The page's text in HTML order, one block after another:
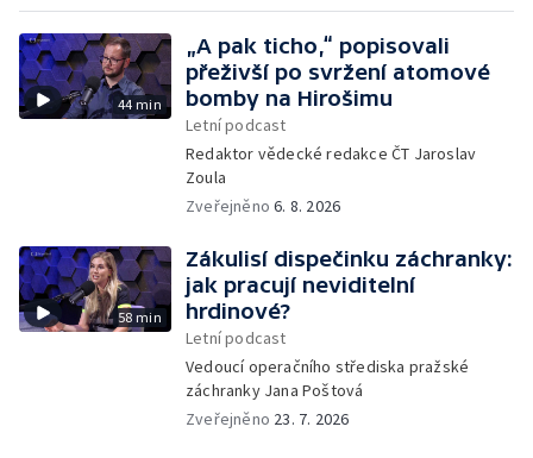
44 min
„A pak ticho,“ popisovali
přeživší po svržení atomové
bomby na Hirošimu
Letní podcast
Redaktor vědecké redakce ČT Jaroslav
Zoula
Zveřejněno6. 8. 2026
58 min
Zákulisí dispečinku záchranky:
jak pracují neviditelní
hrdinové?
Letní podcast
Vedoucí operačního střediska pražské
záchranky Jana Poštová
Zveřejněno 23. 7. 2026